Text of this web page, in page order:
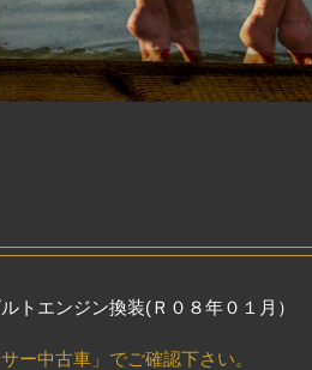
トエンジン換装(Ｒ０８年０１月）
ー中古車」でご確認下さい。